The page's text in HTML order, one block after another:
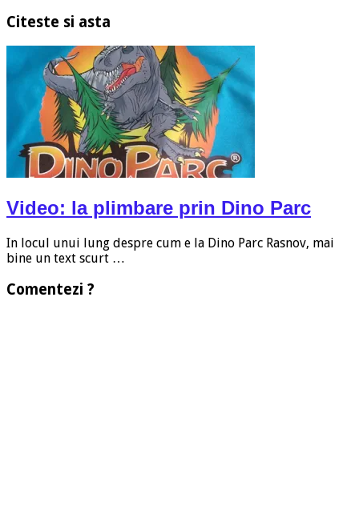
Citeste si asta
Video: la plimbare prin Dino Parc
In locul unui lung despre cum e la Dino Parc Rasnov, mai
bine un text scurt …
Comentezi ?